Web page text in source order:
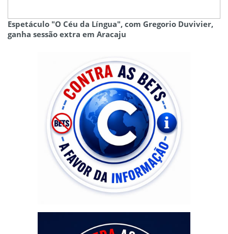
Espetáculo "O Céu da Língua", com Gregorio Duvivier,
ganha sessão extra em Aracaju